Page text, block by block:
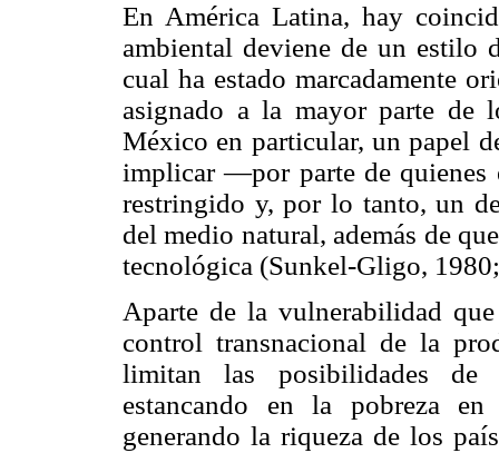
En América Latina, hay
ambiental deviene de un estilo
cual ha estado marcadamente
asignado a la mayor parte de
México en particular, un papel
implicar —por parte de
restringido y, por lo tanto, un
del medio natural, además de
tecnológica (Sunkel-Gligo,
Aparte de la vulnerabilidad
control transnacional de la
limitan las posibilidades de
estancando en la pobreza
generando la riqueza de los